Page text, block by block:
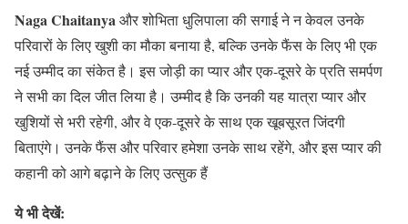
Naga Chaitanyaऔर शोभिता धुलिपाला की सगाई ने न केवल उनके
परिवारों के लिए खुशी का मौका बनाया है, बल्कि उनके फैंस के लिए भी एक
नई उम्मीद का संकेत है। इस जोड़ी का प्यार और एक-दूसरे के प्रति समर्पण
ने सभी का दिल जीत लिया है। उम्मीद है कि उनकी यह यात्रा प्यार और
खुशियों से भरी रहेगी, और वे एक-दूसरे के साथ एक खूबसूरत जिंदगी
बिताएंगे। उनके फैंस और परिवार हमेशा उनके साथ रहेंगे, और इस प्यार की
कहानी को आगे बढ़ाने के लिए उत्सुक हैं
ये भी देखें: